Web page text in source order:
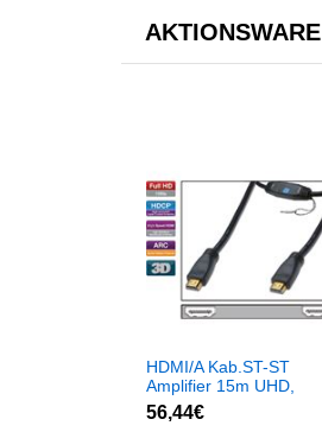
AKTIONSWARE
HDMI/A Kab.ST-ST
Amplifier 15m UHD,
60Hz
56,44€